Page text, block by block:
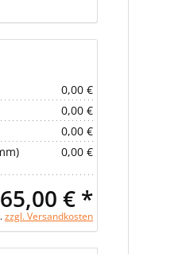
0,00 €
0,00 €
0,00 €
0,00 €
€ *
zzgl. Versandkosten